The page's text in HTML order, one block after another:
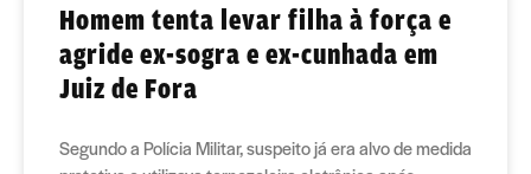
Homem tenta levar filha à força e
agride ex-sogra e ex-cunhada em
Juiz de Fora
Segundo a Polícia Militar, suspeito já era alvo de medida